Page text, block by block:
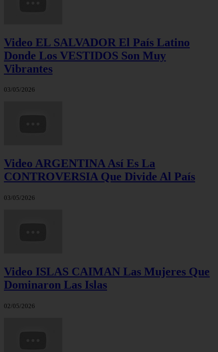
Video EL SALVADOR El País Latino
Donde Los VESTIDOS Son Muy
Vibrantes
03/05/2026
Video ARGENTINA Así Es La
CONTROVERSIA Que Divide Al País
03/05/2026
Video ISLAS CAIMAN Las Mujeres Que
Dominaron Las Islas
02/05/2026